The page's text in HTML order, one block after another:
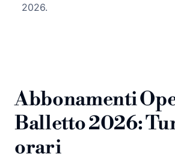
2026.
Abbonamenti
Balletto 2026:
orari